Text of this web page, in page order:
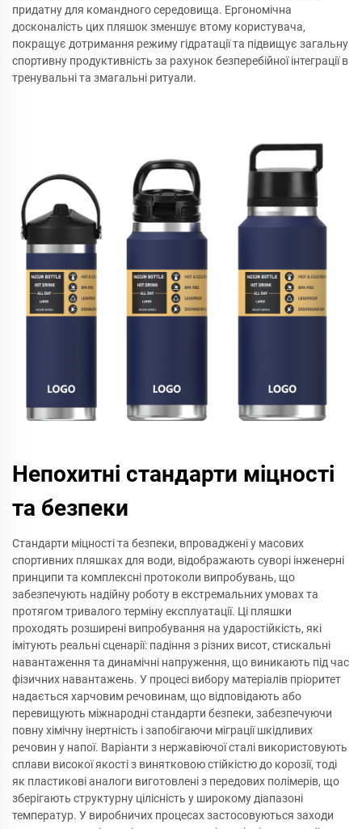
придатну для командного середовища. Ергономічна
досконалість цих пляшок зменшує втому користувача,
покращує дотримання режиму гідратації та підвищує загальну
спортивну продуктивність за рахунок безперебійної інтеграції в
тренувальні та змагальні ритуали.
Непохитні стандарти міцності
та безпеки
Стандарти міцності та безпеки, впроваджені у масових
спортивних пляшках для води, відображають суворі інженерні
принципи та комплексні протоколи випробувань, що
забезпечують надійну роботу в екстремальних умовах та
протягом тривалого терміну експлуатації. Ці пляшки
проходять розширені випробування на ударостійкість, які
імітують реальні сценарії: падіння з різних висот, стискальні
навантаження та динамічні напруження, що виникають під час
фізичних навантажень. У процесі вибору матеріалів пріоритет
надається харчовим речовинам, що відповідають або
перевищують міжнародні стандарти безпеки, забезпечуючи
повну хімічну інертність і запобігаючи міграції шкідливих
речовин у напої. Варіанти з нержавіючої сталі використовують
сплави високої якості з винятковою стійкістю до корозії, тоді
як пластикові аналоги виготовлені з передових полімерів, що
зберігають структурну цілісність у широкому діапазоні
температур. У виробничих процесах застосовуються заходи